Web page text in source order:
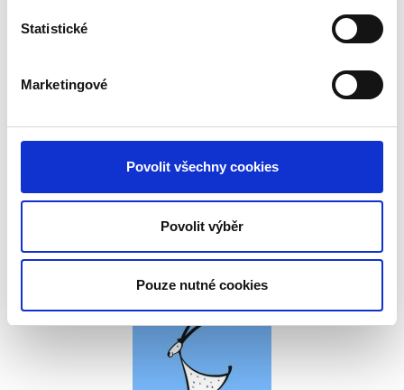
Statistické
Marketingové
Povolit všechny cookies
Povolit výběr
Pouze nutné cookies